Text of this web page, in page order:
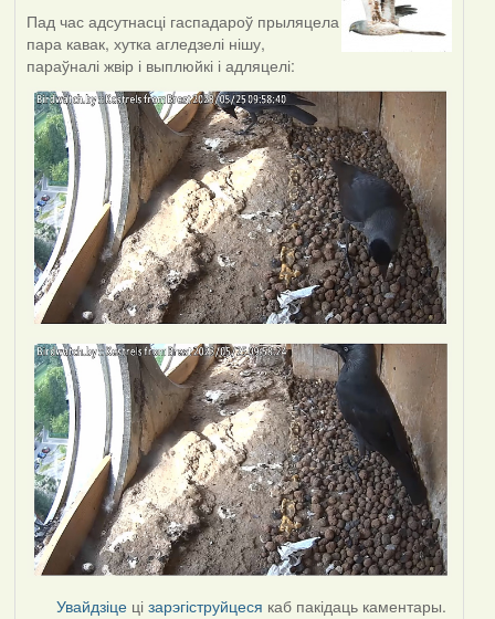
Пад час адсутнасці гаспадароў прыляцела
пара кавак, хутка агледзелі нішу,
параўналі жвір і выплюйкі і адляцелі:
Увайдзіце цізарэгіструйцеся каб пакідаць каментары.